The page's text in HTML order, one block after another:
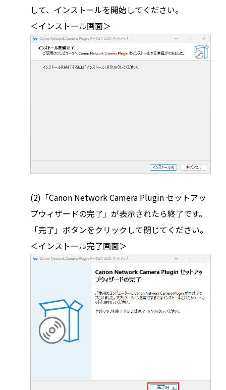
して、インストールを開始してください。
＜インストール画面＞
(2)「Canon Network Camera Plugin セットアッ
プウィザードの完了」が表示されたら終了です。
「完了」ボタンをクリックして閉じてください。
＜インストール完了画面＞